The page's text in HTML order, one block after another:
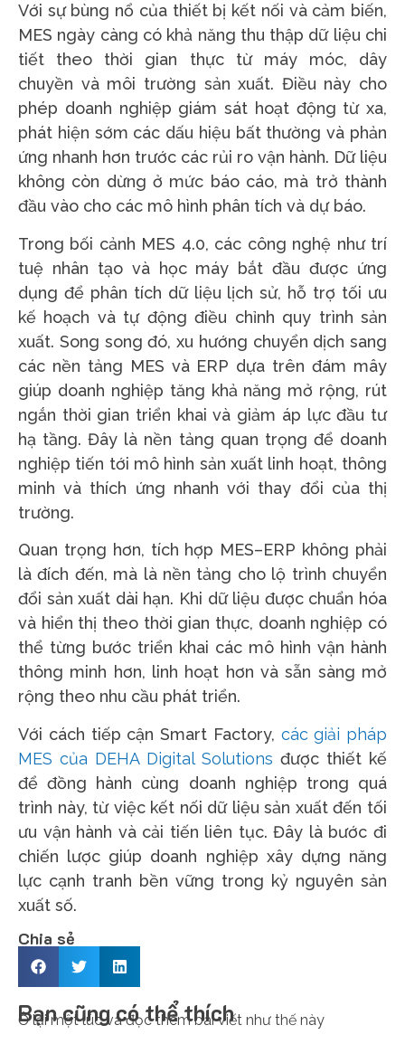
Với sự bùng nổ của thiết bị kết nối và cảm biến,
MES ngày càng có khả năng thu thập dữ liệu chi
tiết theo thời gian thực từ máy móc, dây
chuyền và môi trường sản xuất. Điều này cho
phép doanh nghiệp giám sát hoạt động từ xa,
phát hiện sớm các dấu hiệu bất thường và phản
ứng nhanh hơn trước các rủi ro vận hành. Dữ liệu
không còn dừng ở mức báo cáo, mà trở thành
đầu vào cho các mô hình phân tích và dự báo.
Trong bối cảnh MES 4.0, các công nghệ như trí
tuệ nhân tạo và học máy bắt đầu được ứng
dụng để phân tích dữ liệu lịch sử, hỗ trợ tối ưu
kế hoạch và tự động điều chỉnh quy trình sản
xuất. Song song đó, xu hướng chuyển dịch sang
các nền tảng MES và ERP dựa trên đám mây
giúp doanh nghiệp tăng khả năng mở rộng, rút
ngắn thời gian triển khai và giảm áp lực đầu tư
hạ tầng. Đây là nền tảng quan trọng để doanh
nghiệp tiến tới mô hình sản xuất linh hoạt, thông
minh và thích ứng nhanh với thay đổi của thị
trường.
Quan trọng hơn, tích hợp MES–ERP không phải
là đích đến, mà là nền tảng cho lộ trình chuyển
đổi sản xuất dài hạn. Khi dữ liệu được chuẩn hóa
và hiển thị theo thời gian thực, doanh nghiệp có
thể từng bước triển khai các mô hình vận hành
thông minh hơn, linh hoạt hơn và sẵn sàng mở
rộng theo nhu cầu phát triển.
Với cách tiếp cận Smart Factory, các giải pháp
MES của DEHA Digital Solutions được thiết kế
để đồng hành cùng doanh nghiệp trong quá
trình này, từ việc kết nối dữ liệu sản xuất đến tối
ưu vận hành và cải tiến liên tục. Đây là bước đi
chiến lược giúp doanh nghiệp xây dựng năng
lực cạnh tranh bền vững trong kỷ nguyên sản
xuất số.
Chia sẻ
Bạn cũng có thể thích
Ở lại một lúc và đọc thêm bài viết như thế này